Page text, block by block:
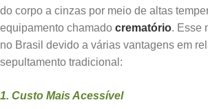
do corpo a cinzas por meio de altas
equipamento chamado crematório. Esse
no Brasil devido a várias vantagens em
sepultamento tradicional:
1. Custo Mais Acessível